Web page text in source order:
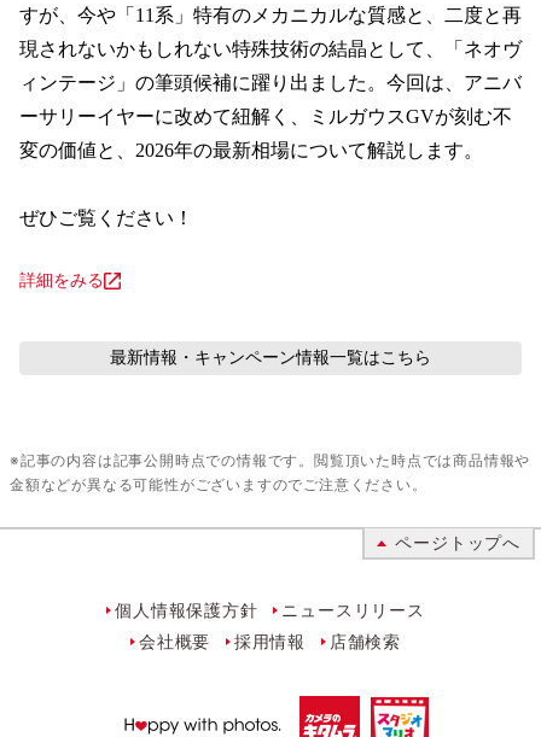
すが、今や「11系」特有のメカニカルな質感と、二度と再
現されないかもしれない特殊技術の結晶として、「ネオヴ
ィンテージ」の筆頭候補に躍り出ました。今回は、アニバ
ーサリーイヤーに改めて紐解く、ミルガウスGVが刻む不
変の価値と、2026年の最新相場について解説します。
ぜひご覧ください！
詳細をみる
最新情報・キャンペーン情報一覧はこちら
※記事の内容は記事公開時点での情報です。閲覧頂いた時点では商品情報や
金額などが異なる可能性がございますのでご注意ください。
ページトップへ
個人情報保護方針
ニュースリリース
会社概要
採用情報 店舗検索